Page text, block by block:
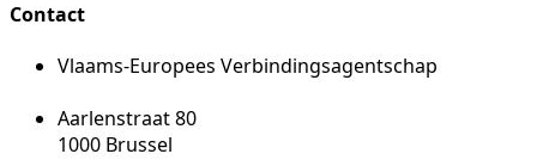
Contact
Vlaams-Europees Verbindingsagentschap
Aarlenstraat 80
1000 Brussel